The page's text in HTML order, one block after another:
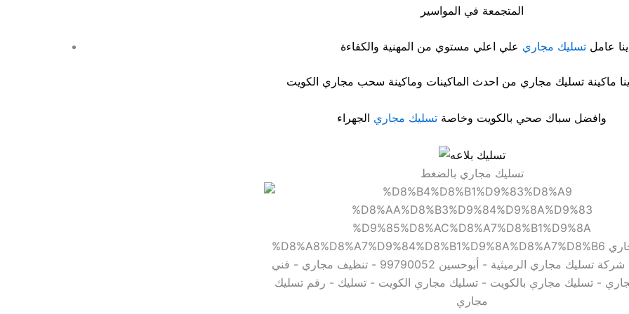
المتجمعة في المواسير
عامل تسليك مجاري علي اعلي مستوي من المهنية والكفاءة
ماكينة تسليك مجاري من احدث الماكينات وماكينة سحب مجاري الكويت
وافضل سباك صحي بالكويت وخاصة تسليك مجاري الجهراء
تسليك مجاري بالضغط